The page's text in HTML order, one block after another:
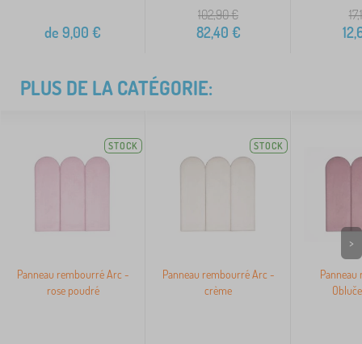
de 9,00 €
102,90€
82,40 €
PLUS DE LA CATÉGORIE:
STOCK
Panneau rembourré Arc -
rose poudré
STOCK
Panneau rembourré Arc -
crème
>